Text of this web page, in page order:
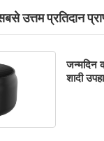
उत्तम प्रतिदान
जन्मदिन
शादी